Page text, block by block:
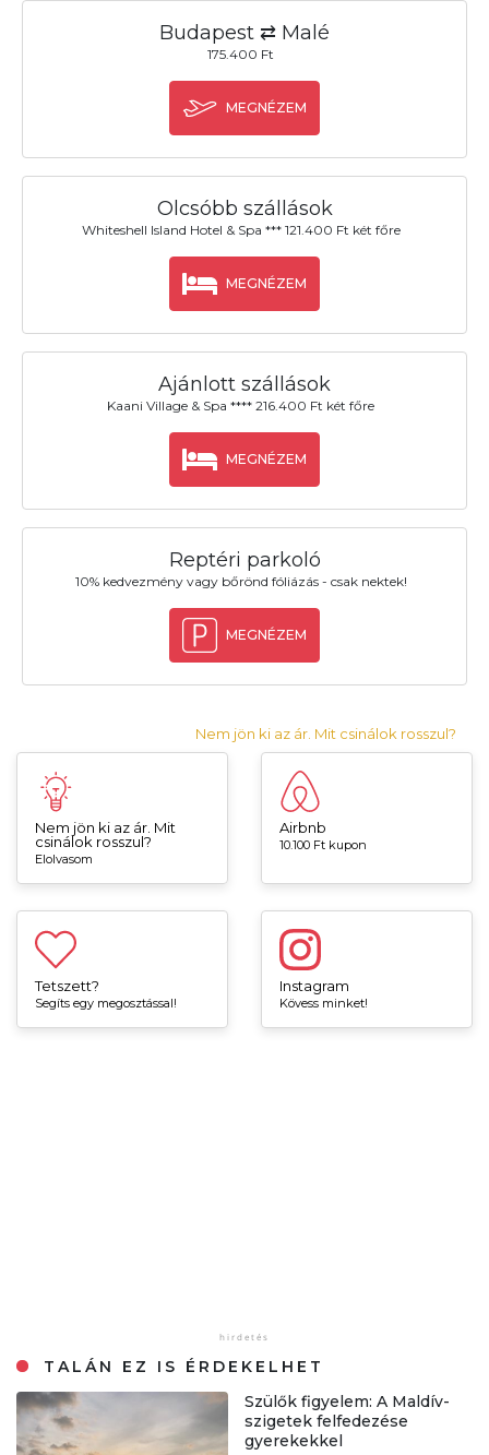
Budapest ⇄ Malé
175.400 Ft
MEGNÉZEM
Olcsóbb szállások
Whiteshell Island Hotel & Spa *** 121.400 Ft két főre
MEGNÉZEM
Ajánlott szállások
Kaani Village & Spa **** 216.400 Ft két főre
MEGNÉZEM
Reptéri parkoló
10% kedvezmény vagy bőrönd fóliázás - csak nektek!
MEGNÉZEM
Nem jön ki az ár. Mit csinálok rosszul?
Nem jön ki az ár. Mit
csinálok rosszul?
Elolvasom
Airbnb
10.100 Ft kupon
Tetszett?
Segíts egy megosztással!
Instagram
Kövess minket!
TALÁN EZ IS ÉRDEKELHET
Szülők figyelem: A Maldív-
szigetek felfedezése
gyerekekkel